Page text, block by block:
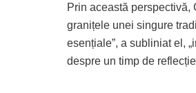
Prin această perspectivă,
granițele unei singure
esențiale”, a subliniat el,
despre un timp de